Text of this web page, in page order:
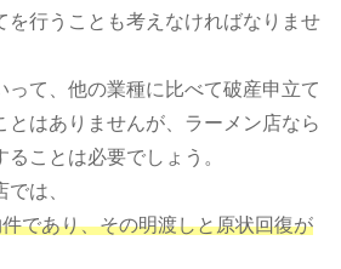
を行うことも考えなければなりませ
って、他の業種に比べて破産申立て
とはありませんが、ラーメン店なら
ことは必要でしょう。
は、
であり、その明渡しと原状回復が